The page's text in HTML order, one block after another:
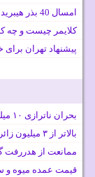
امسال 40 بذر هیبرید معرفی می شود
کلایمر چیست و چه
پیشنهاد تهران
بحران ناترازی ۱۰ میلیون لیتری بنزین لزوم مدیریت تقاضا و اصلاح ساختار
بالاتر از ۳ میلیون زائر اربعین از مرزهای زمینی کشور خارج شدند
ممانعت از هدررفت
قیمت عمده میوه و